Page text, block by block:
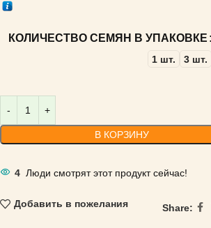
КОЛИЧЕСТВО СЕМЯН В УПАКОВКЕ
1 шт. 3 шт.
В КОРЗИНУ
4 Люди смотрят этот продукт сейчас!
Добавить в пожелания Share: